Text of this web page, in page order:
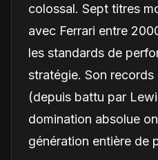
colossal. Sept titres
avec Ferrari entre
les standards de
stratégie. Son records
(depuis battu par
domination absolue
génération entière de